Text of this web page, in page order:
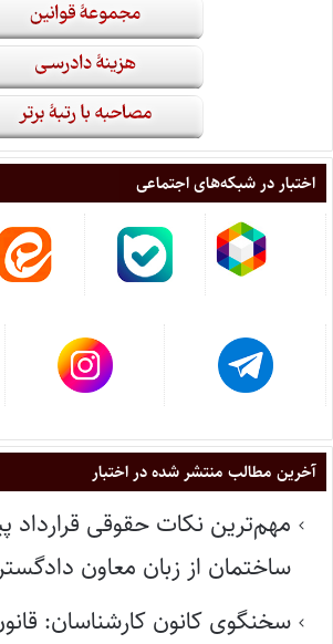
اختبار در شبکه‌های اجتماعی
آخرین مطالب منتشر شده در اختبار
مهم‌ترین نکات حقوقی
ساختمان از زبان معاون
سخنگوی کانون کارشناسان: